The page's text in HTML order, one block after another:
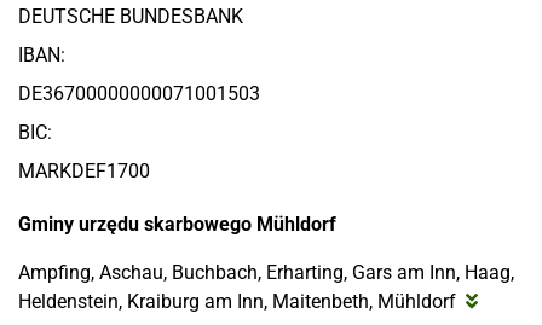
DEUTSCHE BUNDESBANK
IBAN:
DE36700000000071001503
BIC:
MARKDEF1700
Gminy urzędu skarbowego Mühldorf
Ampfing, Aschau, Buchbach, Erharting, Gars am Inn, Haag,
Heldenstein, Kraiburg am Inn, Maitenbeth, Mühldorf